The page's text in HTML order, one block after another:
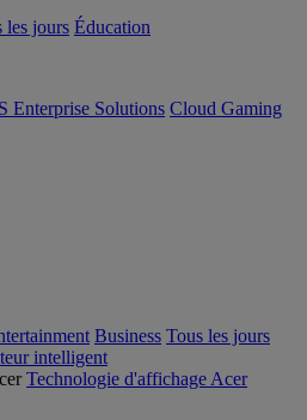
les jours Éducation
Enterprise Solutions Cloud Gaming
Business Tous les jours
intelligent
Technologie d'affichage Acer